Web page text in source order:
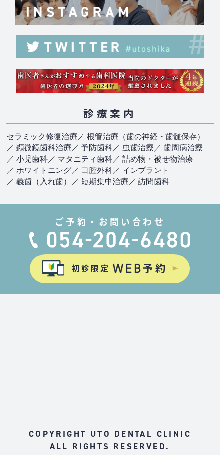
診療案内
セラミック修復治療／ 根管治療（歯の神経・歯髄保存）
／ 顕微鏡歯科治療／ 予防歯科／ 虫歯治療／ 歯周病治療
／ 小児歯科／ マタニティ歯科／ 詰め物・被せ物治療
／ ホワイトニング／ 口腔外科／ インプラント
／ 義歯（入れ歯） ／ 短期集中治療／ 訪問歯科
ご予約・お問い合わせ
COPYRIGHT UTO DENTAL CLINIC
ALL RIGHTS RESERVED.